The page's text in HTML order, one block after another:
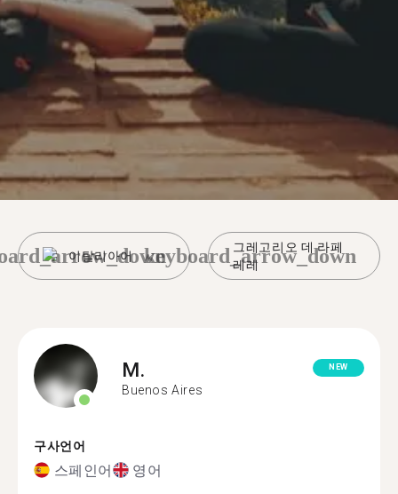
이탈리아어
그레고리오 데 라페
레레
keyboard_arrow_down
M.
Buenos Aires
NEW
구사언어
스페인어 영어